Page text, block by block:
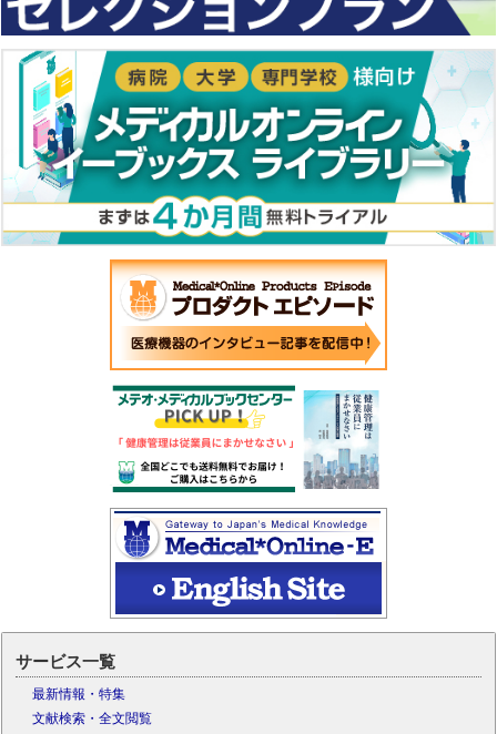
サービス一覧
最新情報・特集
文献検索・全文閲覧